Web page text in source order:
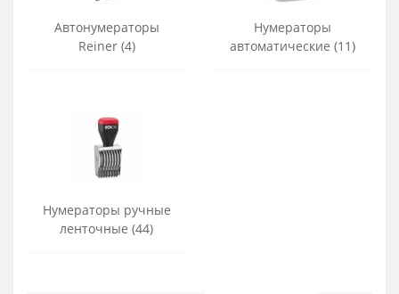
Автонумераторы
Reiner (4)
Нумераторы
автоматические (11)
Нумераторы ручные
ленточные (44)